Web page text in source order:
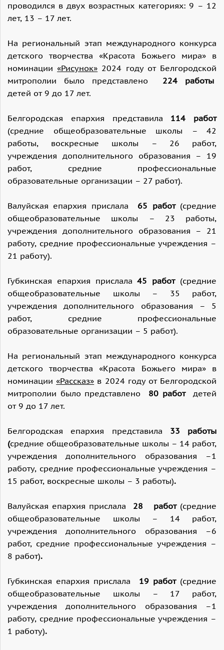
проводился в двух возрастных категориях: 9 – 12
лет, 13 – 17 лет.
На региональный этап международного конкурса
детского творчества «Красота Божьего мира» в
номинации«Рисунок» 2024 году от Белгородской
митрополии было представлено 224 работы
детей от 9 до 17 лет.
Белгородская епархия представила 114 работ
(средние общеобразовательные школы – 42
работы, воскресные школы – 26 работ,
учреждения дополнительного образования – 19
работ, средние профессиональные
образовательные организации – 27 работ).
Валуйская епархия прислала 65 работ(средние
общеобразовательные школы – 23 работы,
учреждения дополнительного образования – 21
работу, средние профессиональные учреждения –
21 работу).
Губкинская епархия прислала45 работ(средние
общеобразовательные школы – 35 работ,
учреждения дополнительного образования – 5
работ, средние профессиональные
образовательные организации – 5 работ).
На региональный этап международного конкурса
детского творчества «Красота Божьего мира» в
номинации«Рассказ» в 2024 году от Белгородской
митрополии было представлено
80 работдетей
от 9 до 17 лет.
Белгородская епархия представила 33 работы
(средние общеобразовательные школы – 14 работ,
учреждения дополнительного образования –1
работу, средние профессиональные учреждения –
15 работ, воскресные школы – 3 работы).
Валуйская епархия прислала 28 работ (средние
общеобразовательные школы – 14 работ,
учреждения дополнительного образования –6
работ, средние профессиональные учреждения –
8 работ).
Губкинская епархия прислала 19 работ (средние
общеобразовательные школы – 17 работ,
учреждения дополнительного образования –1
работу, средние профессиональные учреждения –
1 работу).